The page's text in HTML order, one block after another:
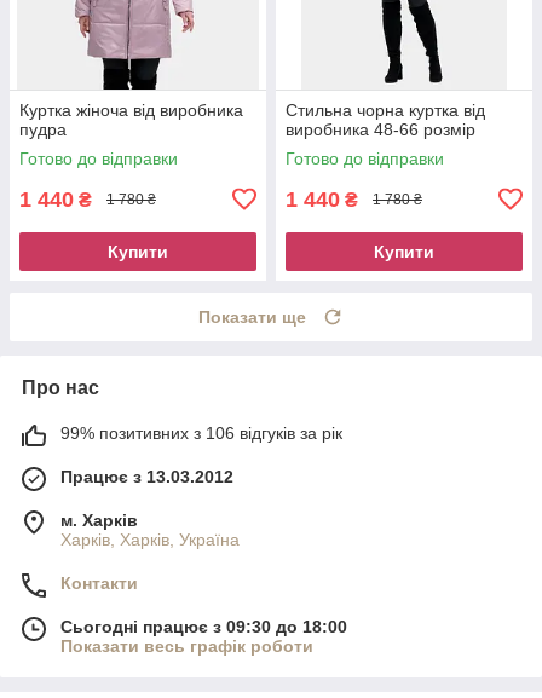
Куртка жіноча від виробника
пудра
Готово до відправки
1 440 ₴ 1 780 ₴
Купити
Стильна чорна куртка від
виробника 48-66 розмір
Готово до відправки
1 440 ₴ 1 780 ₴
Купити
Показати ще
Про нас
99% позитивних з 106 відгуків за рік
Працює з 13.03.2012
м. Харків
Харків, Харків, Україна
Контакти
Сьогодні працює з 09:30 до 18:00
Показати весь графік роботи